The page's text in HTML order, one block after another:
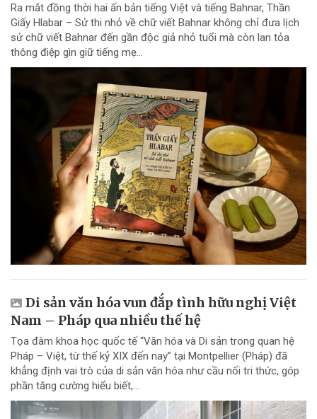
Ra mắt đồng thời hai ấn bản tiếng Việt và tiếng Bahnar, Thần
Giấy Hlabar – Sử thi nhỏ về chữ viết Bahnar không chỉ đưa lịch
sử chữ viết Bahnar đến gần độc giả nhỏ tuổi mà còn lan tỏa
thông điệp gìn giữ tiếng mẹ...
Di sản văn hóa vun đắp tình hữu nghị Việt
Nam – Pháp qua nhiều thế hệ
Tọa đàm khoa học quốc tế “Văn hóa và Di sản trong quan hệ
Pháp – Việt, từ thế kỷ XIX đến nay” tại Montpellier (Pháp) đã
khẳng định vai trò của di sản văn hóa như cầu nối tri thức, góp
phần tăng cường hiểu biết,...